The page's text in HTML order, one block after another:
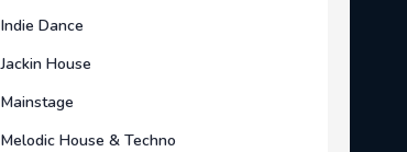
Indie Dance
Jackin House
Mainstage
Melodic House & Techno